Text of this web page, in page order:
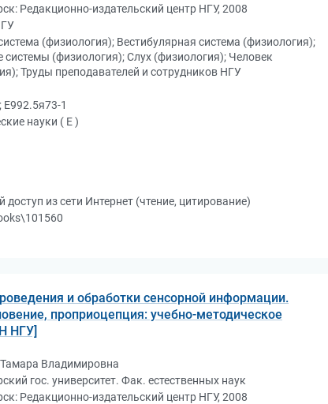
Редакционно-издательский центр НГУ, 2008
(физиология); Вестибулярная система (физиология);
системы (физиология); Слух (физиология); Человек
Труды преподавателей и сотрудников НГУ
Е992.5я73-1
науки ( Е )
из сети Интернет (чтение, цитирование)
и обработки сенсорной информации.
проприоцепция: учебно-методическое
НГУ]
Владимировна
гос. университет. Фак. естественных наук
Редакционно-издательский центр НГУ, 2008